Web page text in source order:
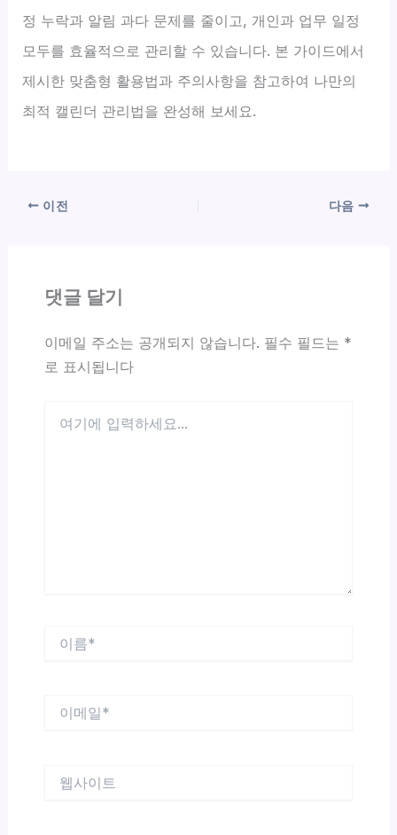
정 누락과 알림 과다 문제를 줄이고, 개인과 업무 일정
모두를 효율적으로 관리할 수 있습니다. 본 가이드에서
제시한 맞춤형 활용법과 주의사항을 참고하여 나만의
최적 캘린더 관리법을 완성해 보세요.
이전 다음
댓글 달기
이메일 주소는 공개되지 않습니다. 필수 필드는 *
로 표시됩니다